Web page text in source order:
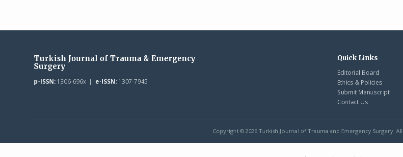
Turkish Journal of Trauma & Emergency
Surgery
p-ISSN:1306-696x | e-ISSN:1307-7945
Quick Links
Editorial Board
Ethics & Policies
Submit Manuscript
Contact Us
Copyright © 2026 Turkish Journal of Trauma and Emergency Surgery. All